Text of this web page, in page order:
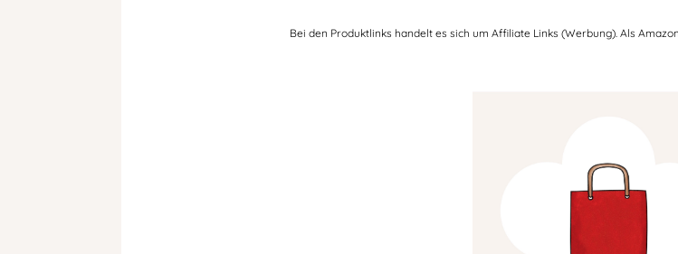
Bei den Produktlinks handelt es sich um Affiliate Links (Werbung). Als